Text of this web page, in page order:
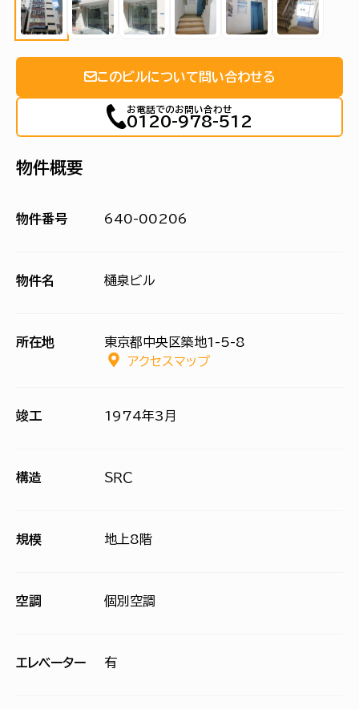
このビルについて問い合わせる
お電話でのお問い合わせ
0120-978-512
物件概要
物件番号 640-00206
物件名 樋泉ビル
所在地
東京都中央区築地1-5-8
アクセスマップ
竣工 1974年3月
構造 ＳＲＣ
規模 地上8階
空調 個別空調
エレベーター 有